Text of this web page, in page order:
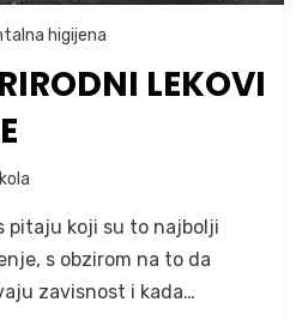
higijena
LEKOVI
prirodni
lekovi
za
pitaju koji su to najbolji
s obzirom na to da
zavisnost i kada…